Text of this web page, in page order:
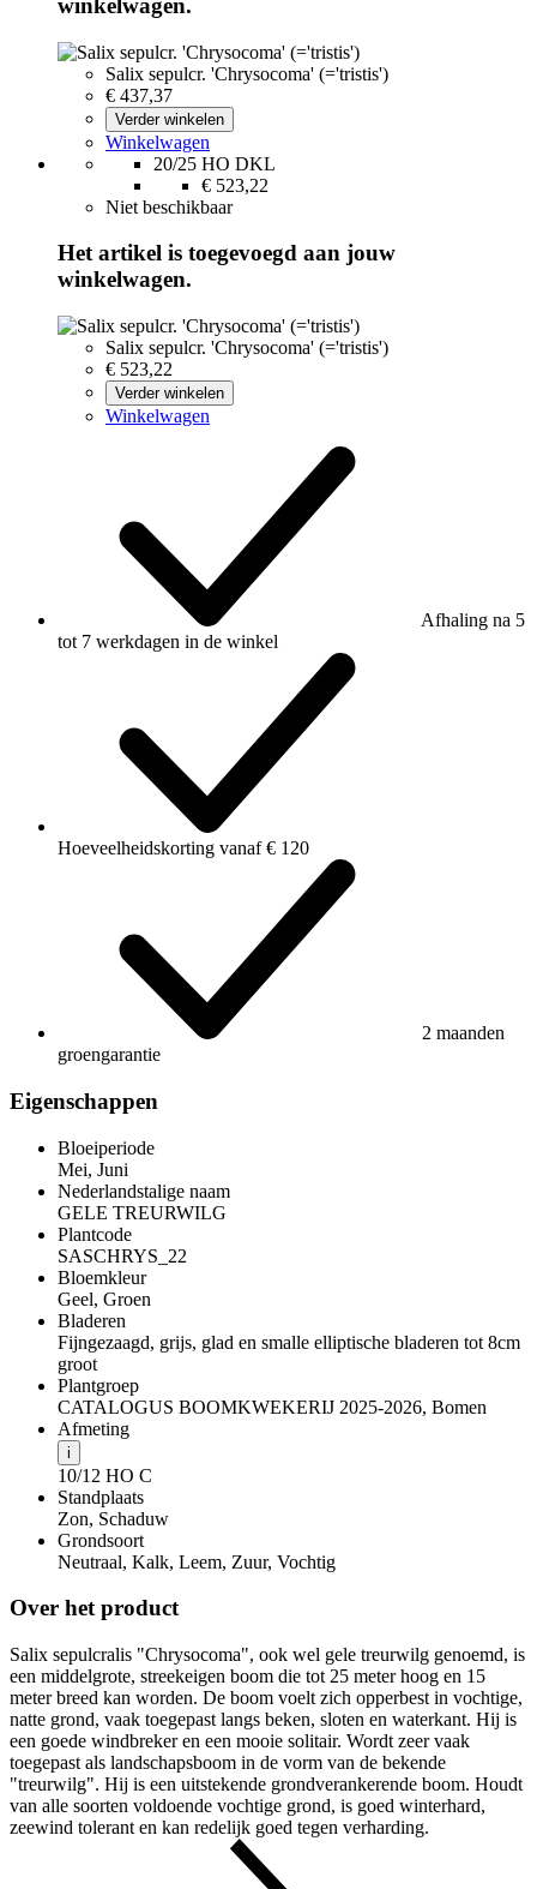
winkelwagen.
Salix sepulcr. 'Chrysocoma' (='tristis')
€ 437,37
Verder winkelen
Winkelwagen
20/25 HO DKL
€ 523,22
Niet beschikbaar
Het artikel is toegevoegd aan jouw
winkelwagen.
Salix sepulcr. 'Chrysocoma' (='tristis')
€ 523,22
Verder winkelen
Winkelwagen
Afhaling na 5
tot 7 werkdagen in de winkel
Hoeveelheidskorting vanaf € 120
2 maanden
groengarantie
Eigenschappen
Bloeiperiode
Mei, Juni
Nederlandstalige naam
GELE TREURWILG
Plantcode
SASCHRYS_22
Bloemkleur
Geel, Groen
Bladeren
Fijngezaagd, grijs, glad en smalle elliptische bladeren tot 8cm
groot
Plantgroep
CATALOGUS BOOMKWEKERIJ 2025-2026, Bomen
Afmeting
i
10/12 HO C
Standplaats
Zon, Schaduw
Grondsoort
Neutraal, Kalk, Leem, Zuur, Vochtig
Over het product
Salix sepulcralis "Chrysocoma", ook wel gele treurwilg genoemd, is
een middelgrote, streekeigen boom die tot 25 meter hoog en 15
meter breed kan worden. De boom voelt zich opperbest in vochtige,
natte grond, vaak toegepast langs beken, sloten en waterkant. Hij is
een goede windbreker en een mooie solitair. Wordt zeer vaak
toegepast als landschapsboom in de vorm van de bekende
"treurwilg". Hij is een uitstekende grondverankerende boom. Houdt
van alle soorten voldoende vochtige grond, is goed winterhard,
zeewind tolerant en kan redelijk goed tegen verharding.